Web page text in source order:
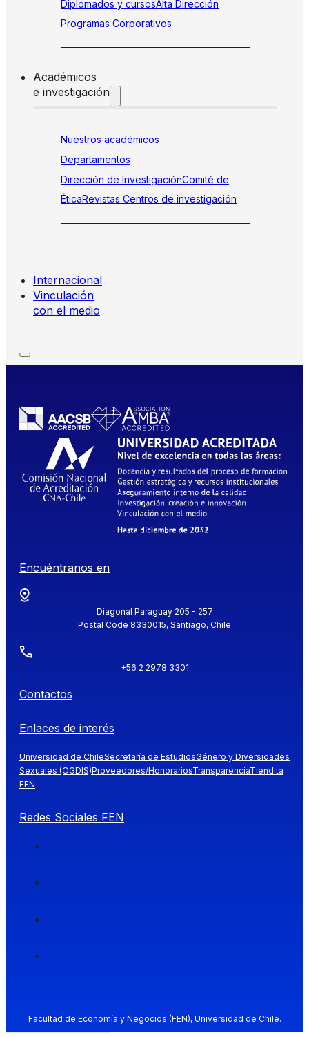
Diplomados y cursosAlta Dirección
Programas Corporativos
Académicos
e investigación
Nuestros académicos
Departamentos
Dirección de InvestigaciónComité de
ÉticaRevistas Centros de investigación
Internacional
Vinculación
con el medio
Encuéntranos en
Diagonal Paraguay 205 - 257
Postal Code 8330015, Santiago, Chile
+56 2 2978 3301
Contactos
Enlaces de interés
Universidad de ChileSecretaría de EstudiosGénero y Diversidades
Sexuales (OGDIS)Proveedores/HonorariosTransparenciaTiendita
FEN
Redes Sociales FEN
Facultad de Economía y Negocios (FEN), Universidad de Chile.